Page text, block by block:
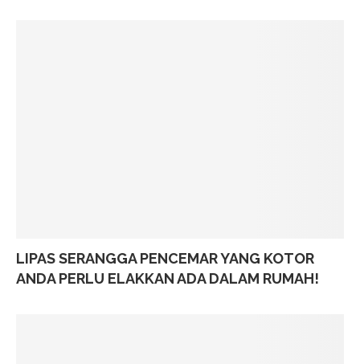
LIPAS SERANGGA PENCEMAR YANG KOTOR
ANDA PERLU ELAKKAN ADA DALAM RUMAH!